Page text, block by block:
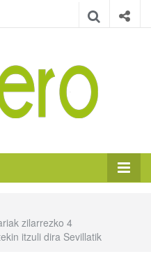
zilarrezko 4
itzuli dira Sevillatik